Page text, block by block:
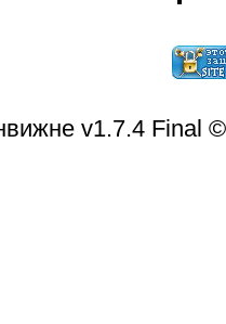
v1.7.4 Final